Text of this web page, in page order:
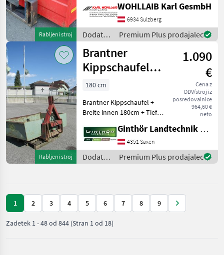
Rabljeni stroj
nagiba: Hidravlično dvojno
delovanje Dodatna oprema
za traktorje Nakladalna
žlica
WOHLLAIB Karl GesmbH
6934 Sulzberg
Dodatna
oprema
za
traktorje
/ Krpan
Premium Plus prodajalec
Rabljeni stroj
Brantner
Kippschaufel
180cm x 120cm
1.090
€
Cena z
DDV/stroj iz
posredovalnice
964,60 €
neto
180 cm
Brantner Kippschaufel +
Breite innen 180cm + Tiefe
Pendelbordwand +
Einfachwirkender
Kippzylinder sofort
einsatzbereit sofort
Ginthör Landtechnik GmbH
4351 Saxen
Dodatna
oprema
/
Brantner
Premium Plus prodajalec
1 2 3 4 5 6 7 8 9
Zadetek 1-48od 844 (Stran 1 od 18)